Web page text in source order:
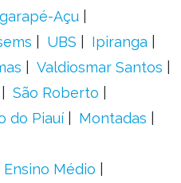
Açu
UBS
Ipiranga
Valdiosmar Santos
São Roberto
do Piauí
Montadas
Médio